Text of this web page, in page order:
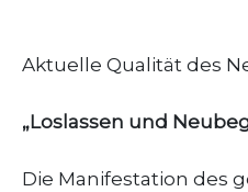
Aktuelle Qualität des
„Loslassen und
Die Manifestation des